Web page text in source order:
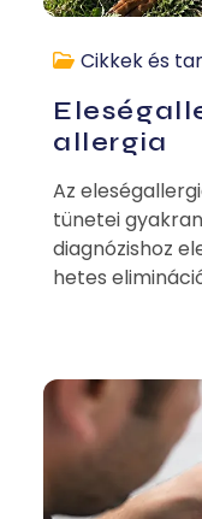
Cikkek és
allergia
Az
tünetei
diagnózishoz
hetes